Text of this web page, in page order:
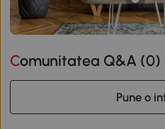
Comunitatea Q&A (0)
Pune o